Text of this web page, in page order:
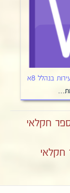
בנהלל 8א
חקלאי
חקלאי